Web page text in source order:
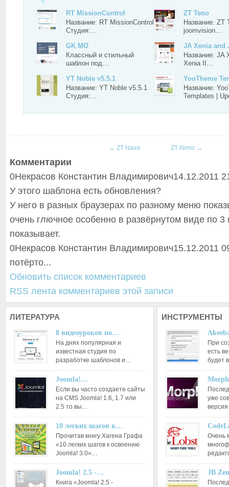
RT MissionControl
Название: RT MissionControl
Студия:…
ZT Teno
Название: ZT
joomvision…
GK MO
Классный и стильный
шаблон под…
JA Xenia and
Название: JA
Xenia II…
YT Noble v5.5.1
Название: YT Noble v5.5.1
Студия:…
YooTheme
Название:
Templates |
← ZT Nava ZT Alimo →
Комментарии
0Некрасов Константин Владимирович14.12.2011
У этого шаблона есть обновления?
У него в разных браузерах по разному меню
очень глючное особенно в развёрнутом виде по 3
показывает.
0Некрасов Константин Владимирович15.12.2011
потёрто...
Обновить список комментариев
RSS лента комментариев этой записи
ЛИТЕРАТУРА
8 видеоуроков по…
На днях популярная и
известная студия по
разработке шаблонов и…
Joomla!…
Если вы часто создаете сайты
на CMS Joomla! 1.6, 1.7 или
2.5 то вы…
10 легких шагов к…
Прочитав книгу Хагена Графа
«10 легких шагов к освоению
Joomla! 3.0»…
Joomla! 2.5 -…
Книга «Joomla! 2.5 -
ИНСТРУМЕНТЫ
При
есть
будет
уже
Очень
JB